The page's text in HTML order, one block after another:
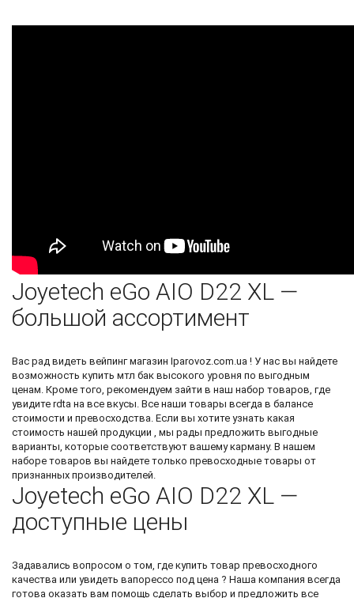
Joyetech eGo AIO D22 XL —
большой ассортимент
Вас рад видеть вейпинг магазин Iparovoz.com.ua ! У нас вы найдете
возможность купить мтл бак высокого уровня по выгодным
ценам. Кроме того, рекомендуем зайти в наш набор товаров, где
увидите rdta на все вкусы. Все наши товары всегда в балансе
стоимости и превосходства. Если вы хотите узнать какая
стоимость нашей продукции , мы рады предложить выгодные
варианты, которые соответствуют вашему карману. В нашем
наборе товаров вы найдете только превосходные товары от
признанных производителей.
Joyetech eGo AIO D22 XL —
доступные цены
Задавались вопросом о том, где купить товар превосходного
качества или увидеть вапорессо под цена ? Наша компания всегда
готова оказать вам помощь сделать выбор и предложить все